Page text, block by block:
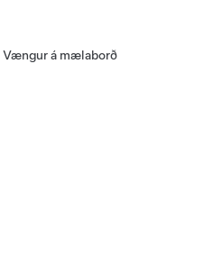
Vængur á mælaborð